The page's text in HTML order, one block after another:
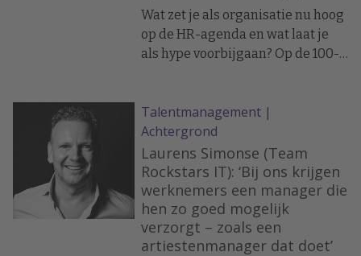
Wat zet je als organisatie nu hoog
op de HR-agenda en wat laat je
als hype voorbijgaan? Op de 100-
impact niet: de krappe
arbeidsmarkt, hybride werken,
digitalisering, veranderende
normen op de werkvloer. Met
purpose, innovatie, welzijn en
balans als speerpunten. Hoe stel
je een organisatie in staat in dat
krachtenveld te bewegen?
Talentmanagement |
Achtergrond
Laurens Simonse (Team
Rockstars IT): ‘Bij ons krijgen
werknemers een manager die
hen zo goed mogelijk
verzorgt – zoals een
artiestenmanager dat doet’